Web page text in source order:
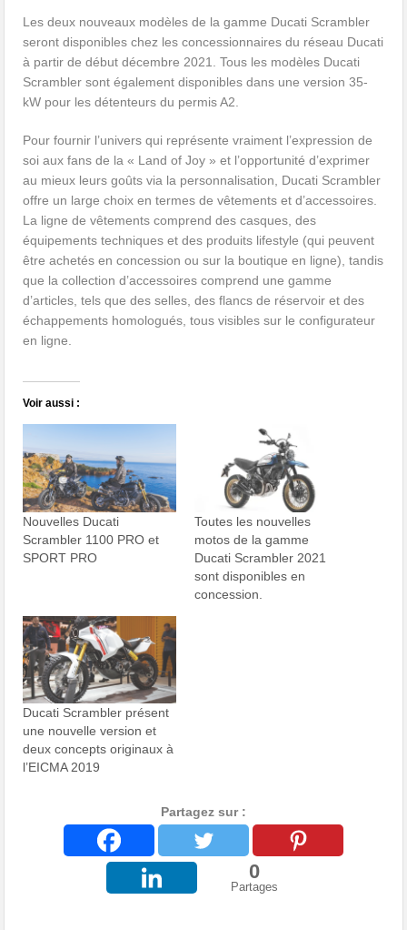
Les deux nouveaux modèles de la gamme Ducati Scrambler
seront disponibles chez les concessionnaires du réseau Ducati
à partir de début décembre 2021. Tous les modèles Ducati
Scrambler sont également disponibles dans une version 35-
kW pour les détenteurs du permis A2.
Pour fournir l’univers qui représente vraiment l’expression de
soi aux fans de la « Land of Joy » et l’opportunité d’exprimer
au mieux leurs goûts via la personnalisation, Ducati Scrambler
offre un large choix en termes de vêtements et d’accessoires.
La ligne de vêtements comprend des casques, des
équipements techniques et des produits lifestyle (qui peuvent
être achetés en concession ou sur la boutique en ligne), tandis
que la collection d’accessoires comprend une gamme
d’articles, tels que des selles, des flancs de réservoir et des
échappements homologués, tous visibles sur le configurateur
en ligne.
Voir aussi :
Nouvelles Ducati
Scrambler 1100 PRO et
SPORT PRO
Toutes les nouvelles
motos de la gamme
Ducati Scrambler 2021
sont disponibles en
concession.
Ducati Scrambler présent
une nouvelle version et
deux concepts originaux à
l’EICMA 2019
Partagez sur :
0
Partages